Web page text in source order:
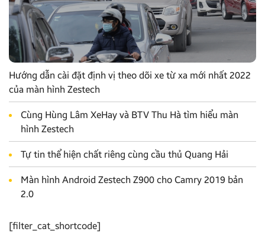
Hướng dẫn cài đặt định vị theo dõi xe từ xa mới nhất 2022
của màn hình Zestech
Cùng Hùng Lâm XeHay và BTV Thu Hà tìm hiểu màn
hình Zestech
Tự tin thể hiện chất riêng cùng cầu thủ Quang Hải
Màn hình Android Zestech Z900 cho Camry 2019 bản
2.0
[filter_cat_shortcode]